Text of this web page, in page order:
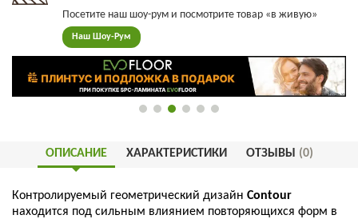
Посетите наш шоу-рум и посмотрите товар «в живую»
Наш Шоу-Рум
ОПИСАНИЕ ХАРАКТЕРИСТИКИ ОТЗЫВЫ (0)
Контролируемый геометрический дизайн Contour
находится под сильным влиянием повторяющихся форм в